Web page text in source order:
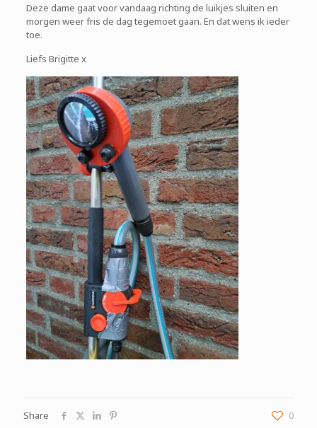
Deze dame gaat voor vandaag richting de luikjes sluiten en
morgen weer fris de dag tegemoet gaan. En dat wens ik ieder
toe.
Liefs Brigitte x
Share 0